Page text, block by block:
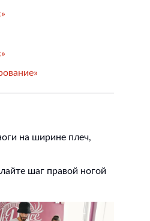
на ширине плеч,
шаг правой ногой